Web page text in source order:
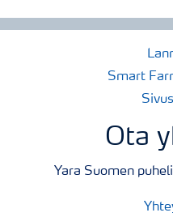
Smart
Ota
Yara Suomen